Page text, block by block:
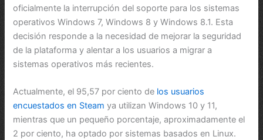
oficialmente la interrupción del soporte para los sistemas
operativos Windows 7, Windows 8 y Windows 8.1. Esta
decisión responde a la necesidad de mejorar la seguridad
de la plataforma y alentar a los usuarios a migrar a
sistemas operativos más recientes.
Actualmente, el 95,57 por ciento de los usuarios
encuestados en Steam ya utilizan Windows 10 y 11,
mientras que un pequeño porcentaje, aproximadamente el
2 por ciento, ha optado por sistemas basados en Linux.